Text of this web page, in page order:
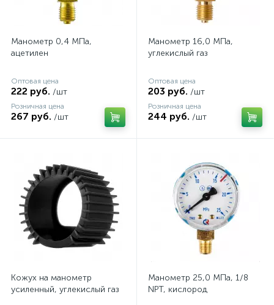
Манометр 0,4 МПа,
ацетилен
Оптовая цена
222 руб. /шт
Розничная цена
267 руб. /шт
Манометр 16,0 МПа,
углекислый газ
Оптовая цена
203 руб. /шт
Розничная цена
244 руб. /шт
Кожух на манометр
усиленный, углекислый газ
Манометр 25,0 МПа, 1/8
NPT, кислород